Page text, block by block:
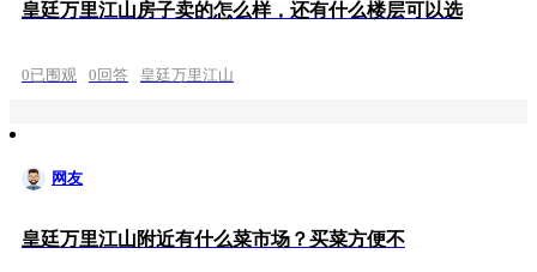
皇廷万里江山房子卖的怎么样，还有什么楼层可以选
0已围观 0回答 皇廷万里江山
网友
皇廷万里江山附近有什么菜市场？买菜方便不